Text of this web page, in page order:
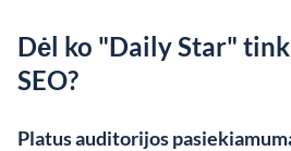
Dėl ko "Daily Star"
SEO?
Platus auditorijos